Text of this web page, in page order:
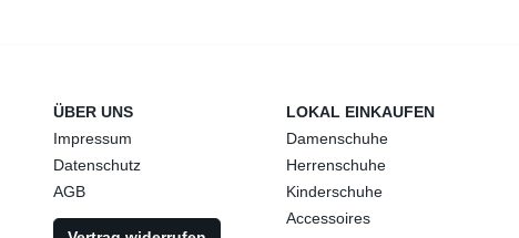
ÜBER UNS
Impressum
Datenschutz
AGB
LOKAL EINKAUFEN
Damenschuhe
Herrenschuhe
Kinderschuhe
Accessoires